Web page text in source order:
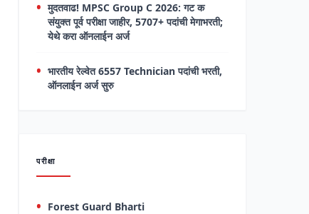
मुदतवाढ! MPSC Group C 2026: गट क
संयुक्त पूर्व परीक्षा जाहीर, 5707+ पदांची मेगाभरती;
येथे करा ऑनलाईन अर्ज
भारतीय रेल्वेत 6557 Technician पदांची भरती,
ऑनलाईन अर्ज सुरु
परीक्षा
Forest Guard Bharti